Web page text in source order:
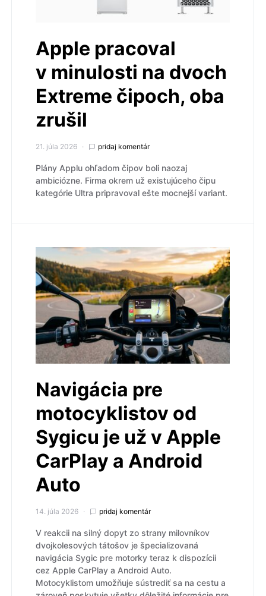
Apple pracoval
v minulosti na dvoch
Extreme čipoch, oba
zrušil
21. júla 2026 pridaj komentár
Plány Applu ohľadom čipov boli naozaj
ambiciózne. Firma okrem už existujúceho čipu
kategórie Ultra pripravoval ešte mocnejší variant.
Navigácia pre
motocyklistov od
Sygicu je už v Apple
CarPlay a Android
Auto
14. júla 2026 pridaj komentár
V reakcii na silný dopyt zo strany milovníkov
dvojkolesových tátošov je špecializovaná
navigácia Sygic pre motorky teraz k dispozícii
cez Apple CarPlay a Android Auto.
Motocyklistom umožňuje sústrediť sa na cestu a